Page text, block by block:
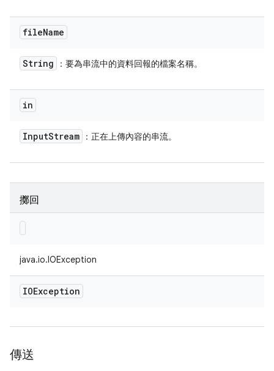
fileName
String ：要為串流中的資料回報的檔案名稱。
in
InputStream ：正在上傳內容的串流。
擲回
java.io.IOException
IOException
傳送